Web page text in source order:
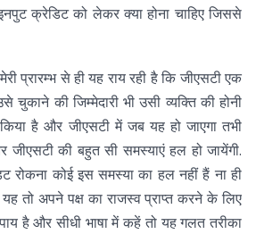
क्रेडिट को लेकर क्या होना चाहिए जिससे
प्रारम्भ से ही यह राय रही है कि जीएसटी एक
की जिम्मेदारी भी उसी व्यक्ति की होनी
है और जीएसटी में जब यह हो जाएगा तभी
जीएसटी की बहुत सी समस्याएं हल हो जायेंगी.
रोकना कोई इस समस्या का हल नहीं हैं ना ही
तो अपने पक्ष का राजस्व प्राप्त करने के लिए
है और सीधी भाषा में कहें तो यह गलत तरीका